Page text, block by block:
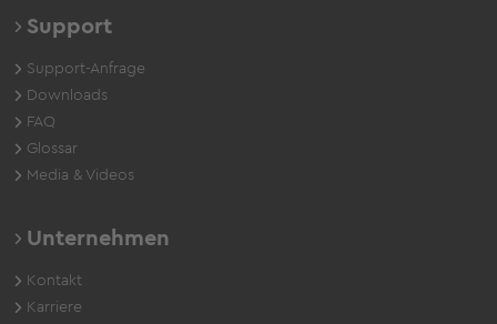
Support
Support-Anfrage
Downloads
FAQ
Glossar
Media & Videos
Unternehmen
Kontakt
Karriere